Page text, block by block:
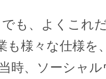
も、よくこれ
も様々な仕様
時、ソーシャ